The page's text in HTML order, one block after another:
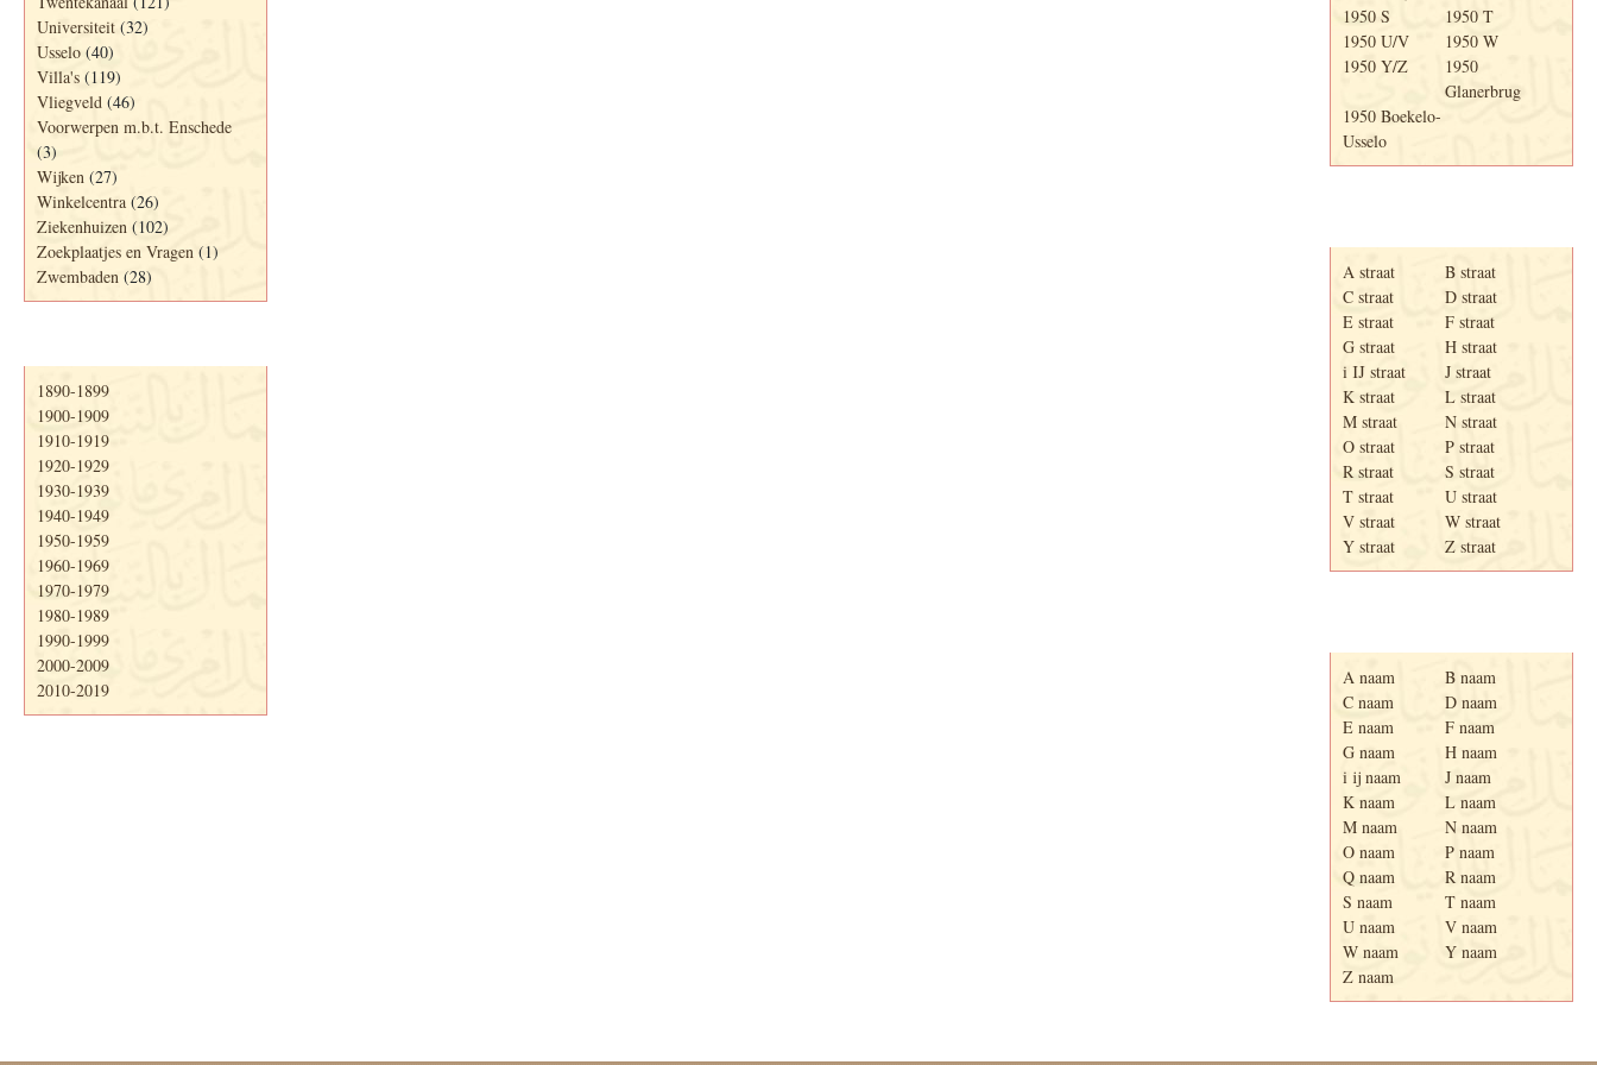
Universiteit (32)
Usselo (40)
Villa's (119)
Vliegveld (46)
Voorwerpen m.b.t. Enschede
(3)
Wijken (27)
Winkelcentra (26)
Ziekenhuizen (102)
Zoekplaatjes en Vragen (1)
Zwembaden (28)
1890-1899
1900-1909
1910-1919
1920-1929
1930-1939
1940-1949
1950-1959
1960-1969
1970-1979
1980-1989
1990-1999
2000-2009
2010-2019
1950 S
1950 T
1950 U/V
1950 W
1950 Y/Z
1950
Glanerbrug
1950 Boekelo-
Usselo
A straat
B straat
C straat
D straat
E straat
F straat
G straat
H straat
i IJ straat
J straat
K straat
L straat
M straat
N straat
O straat
P straat
R straat
S straat
T straat
U straat
V straat
W straat
Y straat
Z straat
A naam
B naam
C naam
D naam
E naam
F naam
G naam
H naam
i ij naam
J naam
K naam
L naam
M naam
N naam
O naam
P naam
Q naam
R naam
S naam
T naam
U naam
V naam
W naam
Y naam
Z naam